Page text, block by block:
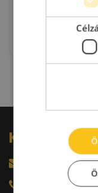
Szövő utca 109.
Kiadó raktár : 100 -
Kérdésed
+36 30 644 76